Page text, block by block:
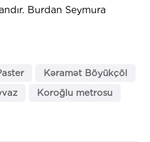
Burdan Seymura
Kəramət Böyükçöl
Koroğlu metrosu